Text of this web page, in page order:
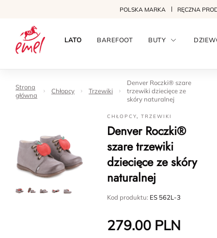
POLSKA MARKA RĘCZNA
LATO BAREFOOT BUTY
Strona
główna
Chłopcy Trzewiki
Denver Roczki® szare
trzewiki dziecięce ze
skóry naturalnej
CHŁOPCY,TRZEWIKI
Denver Roczki®
szare trzewiki
dziecięce ze skóry
naturalnej
Kod produktu: ES 562L-3
279.00 PLN